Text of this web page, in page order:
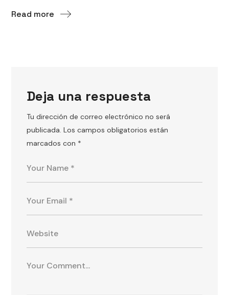
Read more
Deja una respuesta
Tu dirección de correo electrónico no será
publicada. Los campos obligatorios están
marcados con *